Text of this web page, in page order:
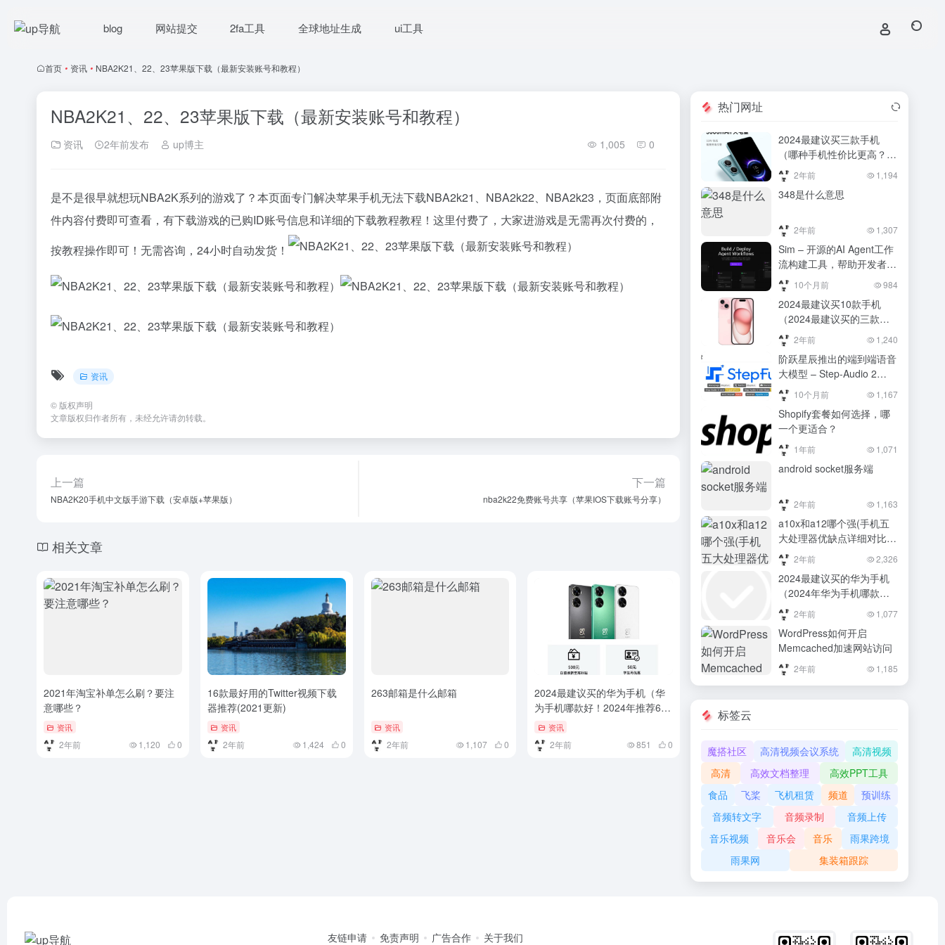
blog 网站提交 2fa工具 全球地址生成 ui工具
首页 • 资讯 • NBA2K21、22、23苹果版下载（最新安装账号和教程）
NBA2K21、22、23苹果版下载（最新安装账号和教程）
资讯 2年前发布 up博主 1,005 0
是不是很早就想玩NBA2K系列的游戏了？本页面专门解决苹果手机无法下载NBA2k21、NBA2k22、NBA2k23，页面底部附
件内容付费即可查看，有下载游戏的已购ID账号信息和详细的下载教程教程！这里付费了，大家进游戏是无需再次付费的，
按教程操作即可！无需咨询，24小时自动发货！
资讯
© 版权声明
文章版权归作者所有，未经允许请勿转载。
上一篇
NBA2K20手机中文版手游下载（安卓版+苹果版）
下一篇
nba2k22免费账号共享（苹果IOS下载账号分享）
相关文章
2021年淘宝补单怎么刷？要注
意哪些？
资讯
2年前 1,120 0
16款最好用的Twitter视频下载
器推荐(2021更新)
资讯
2年前 1,424 0
263邮箱是什么邮箱
资讯
2年前 1,107 0
2024最建议买的华为手机（华
为手机哪款好！2024年推荐6款
华为手机！）华为手机哪款好！
2024年推荐6款华为手机！
资讯
2年前 851 0
热门网址
2024最建议买三款手机
（哪种手机性价比更高？
2024年推荐这4款，性能优
越价格合理）哪种手机性价
比更高？2024年推荐这4
2年前 1,194
348是什么意思
2年前 1,307
Sim – 开源的AI Agent工作
流构建工具，帮助开发者提
高代码质量和审查效率
10个月前 984
2024最建议买10款手机
（2024最建议买的三款轻
薄手机）2024最建议买的
三款轻薄手机
2年前 1,240
阶跃星辰推出的端到端语音
大模型 – Step-Audio 2
mini，能精准理解各种音频
内容
10个月前 1,167
Shopify套餐如何选择，哪
一个更适合？
1年前 1,071
android socket服务端
2年前 1,163
a10x和a12哪个强(手机五
大处理器优缺点详细对比分
析) 2年前 2,326
2024最建议买的华为手机
（2024年华为手机哪款最
值得买）2024年华为手机
哪款最值得买
2年前 1,077
WordPress如何开启
Memcached加速网站访问
2年前 1,185
标签云
魔搭社区 高清视频会议系统
高清视频
高清
高效文档整理
高效PPT工具
食品
飞桨 飞机租赁 频道
预训练
音频转文字
音频录制
音频上传
音乐视频
音乐会 音乐
雨果跨境
雨果网
集装箱跟踪
友链申请 免责声明 广告合作 关于我们